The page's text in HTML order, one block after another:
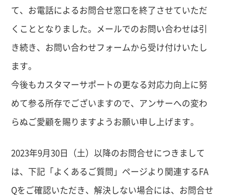
て、お電話によるお問合せ窓口を終了させていただ
くこととなりました。メールでのお問い合わせは引
き続き、お問い合わせフォームから受け付けいたし
ます。
今後もカスタマーサポートの更なる対応力向上に努
めて参る所存でございますので、アンサーへの変わ
らぬご愛顧を賜りますようお願い申し上げます。
2023年9月30日（土）以降のお問合せにつきまして
は、下記「よくあるご質問」ページより関連するFA
Qをご確認いただき、解決しない場合には、お問合せ